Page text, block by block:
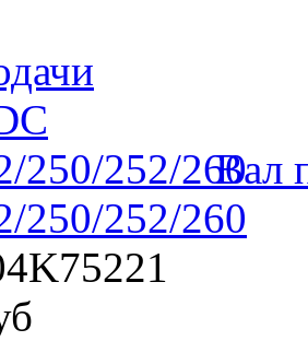
Вал
250/252/260